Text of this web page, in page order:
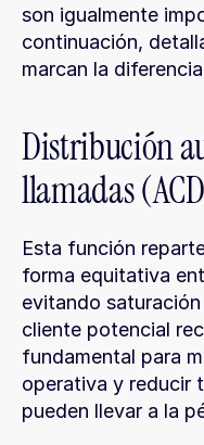
son igualmente
continuación,
marcan la
Distribución
llamadas
Esta función
forma equitativa
evitando
cliente potencial
fundamental para
operativa y reducir
pueden llevar a la